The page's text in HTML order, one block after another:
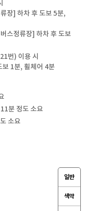
장] 하차 후 도보 5분,
스정류장] 하차 후 도보
번) 이용 시
보 1분, 휠체어 4분
분 정도 소요
소요
일반
색약